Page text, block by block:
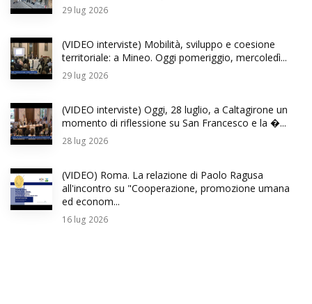
29 lug 2026
(VIDEO interviste) Mobilità, sviluppo e coesione
territoriale: a Mineo. Oggi pomeriggio, mercoledì...
29 lug 2026
(VIDEO interviste) Oggi, 28 luglio, a Caltagirone un
momento di riflessione su San Francesco e la �...
28 lug 2026
(VIDEO) Roma. La relazione di Paolo Ragusa
all'incontro su "Cooperazione, promozione umana
ed econom...
16 lug 2026